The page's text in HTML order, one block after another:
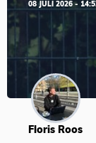
08 JULI 2026 -
Floris Roos